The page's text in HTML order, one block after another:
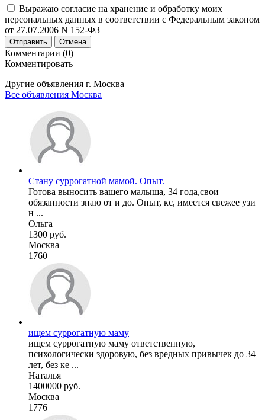
Выражаю согласие на хранение и обработку моих
персональных данных в соответствии с Федеральным законом
от 27.07.2006 N 152-ФЗ
Отправить Отмена
Комментарии (0)
Комментировать
Другие объявления г. Москва
Все объявления Москва
Стану суррогатной мамой. Опыт.
Готова выносить вашего малыша, 34 года,свои
обязанности знаю от и до. Опыт, кс, имеется свежее узи
н ...
Ольга
1300 руб.
Москва
1760
ищем суррогатную маму
ищем суррогатную маму ответственную,
психологически здоровую, без вредных привычек до 34
лет, без ке ...
Наталья
1400000 руб.
Москва
1776